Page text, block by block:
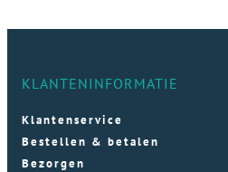
KLANTENINFORMATIE
Klantenservice
Bestellen & betalen
Bezorgen